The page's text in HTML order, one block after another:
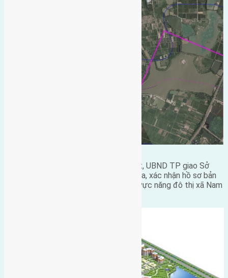
Trên cơ sở Quyết định được phê duyệt, UBND TP giao Sở
QH-KT Hà Nội chịu trách nhiệm kiểm tra, xác nhận hồ sơ bản
vẽ và quy định quản lý theo đồ án khu vực năng đô thị xã Nam